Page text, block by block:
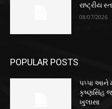
રાષ્ટ્રીય
08/07/2026
POPULAR POSTS
પપ્પા આને
કૃષ્ણસિંહ
ખુલાસા